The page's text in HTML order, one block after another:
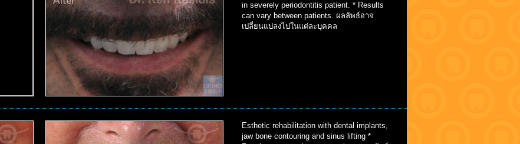
in severely periodontitis patient. * Results
can vary between patients. ผลลัพธ์อาจ
เปลี่ยนแปลงไปในแต่ละบุคคล
Esthetic rehabilitation with dental implants,
jaw bone contouring and sinus lifting *